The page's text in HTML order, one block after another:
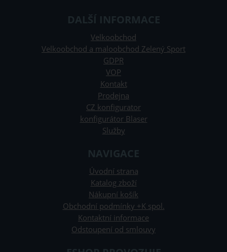
DALŠÍ INFORMACE
Velkoobchod
Velkoobchod a maloobchod Zelený Sport
GDPR
VOP
Kontakt
Prodejna
CZ konfigurator
konfigurátor Blaser
Služby
NAVIGACE
Úvodní strana
Katalog zboží
Nákupní košík
Obchodní podmínky +K spol.
Kontaktní informace
Odstoupení od smlouvy